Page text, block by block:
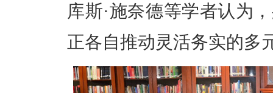
库斯·施奈德等学者认为
正各自推动灵活务实的多